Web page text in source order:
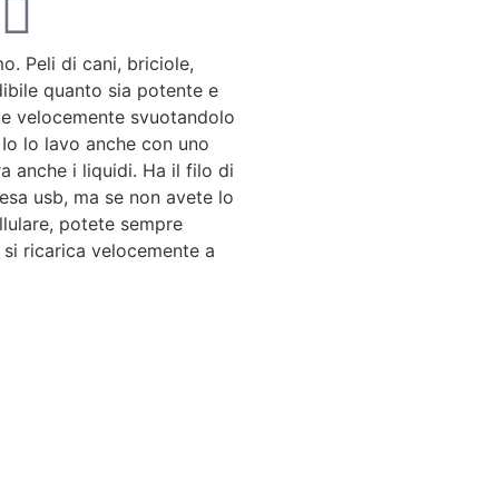
Peli di cani, briciole,
quanto sia potente e
velocemente svuotandolo
lo lavo anche con uno
anche i liquidi. Ha il filo di
usb, ma se non avete lo
potete sempre
ricarica velocemente a